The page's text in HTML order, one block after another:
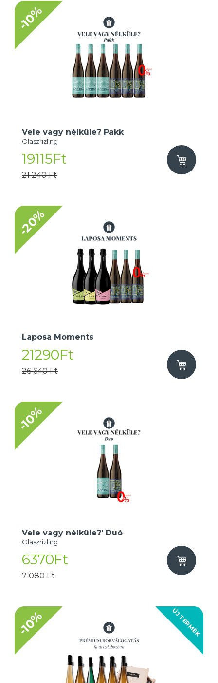
-10%
Vele vagy nélküle? Pakk
Olaszrizling
19115Ft
21 240 Ft
-20%
Laposa Moments
21290Ft
26 640 Ft
-10%
Vele vagy nélküle?' Duó
Olaszrizling
6370Ft
7 080 Ft
ÚJ TERMÉK
-10%